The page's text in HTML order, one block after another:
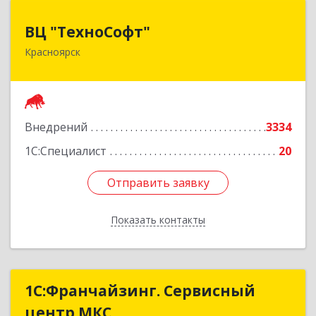
ВЦ "ТехноСофт"
Красноярск
Внедрений
3334
1С:Специалист
20
Отправить заявку
Показать контакты
660118, Красноярский край, Красноярск г,
Отправить заявку
Назад
1С:Франчайзинг. Сервисный
1С:Франчайзинг. Сервисный